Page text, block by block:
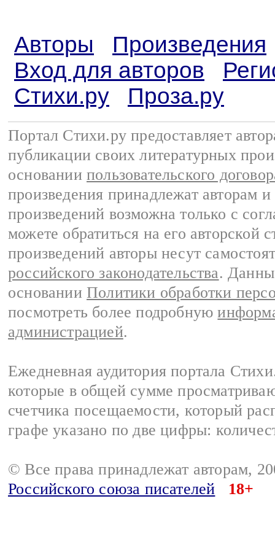
Авторы
Произведения
Вход для авторов
Стихи.ру
Проза.ру
Портал Стихи.ру предоставляет
публикации своих литературных
основании пользовательского
произведения принадлежат авторам
произведений возможна только с
можете обратиться на его авторской
произведений авторы несут
российского законодательства.
основании Политики обработки
посмотреть более подробную
администрацией.
Ежедневная аудитория портала
которые в общей сумме
счетчика посещаемости, который
графе указано по две цифры:
© Все права принадлежат авторам,
Российского союза писателей
18+